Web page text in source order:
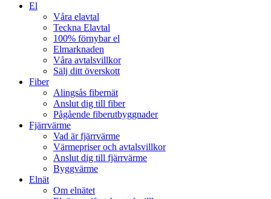
El
Våra elavtal
Teckna Elavtal
100% förnybar el
Elmarknaden
Våra avtalsvillkor
Sälj ditt överskott
Fiber
Alingsås fibernät
Anslut dig till fiber
Pågående fiberutbyggnader
Fjärrvärme
Vad är fjärrvärme
Värmepriser och avtalsvillkor
Anslut dig till fjärrvärme
Byggvärme
Elnät
Om elnätet